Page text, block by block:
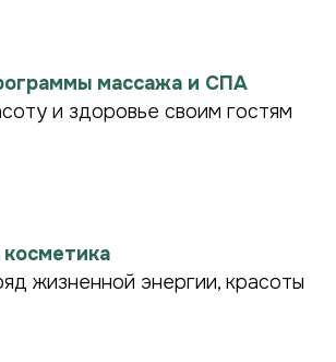
массажа и СПА
и здоровье своим гостям
жизненной энергии, красоты
О НАС В TG